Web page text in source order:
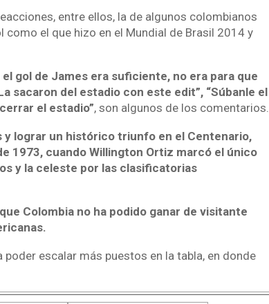
entre ellos, la de algunos colombianos
el que hizo en el Mundial de Brasil 2014 y
el gol de James era suficiente, no era para que
sacaron del estadio con este edit”, “Súbanle el
el estadio”, son algunos de los comentarios.
lograr un histórico triunfo en el Centenario,
1973, cuando Willington Ortiz marcó el único
y la celeste por las clasificatorias
Colombia no ha podido ganar de visitante
escalar más puestos en la tabla, en donde